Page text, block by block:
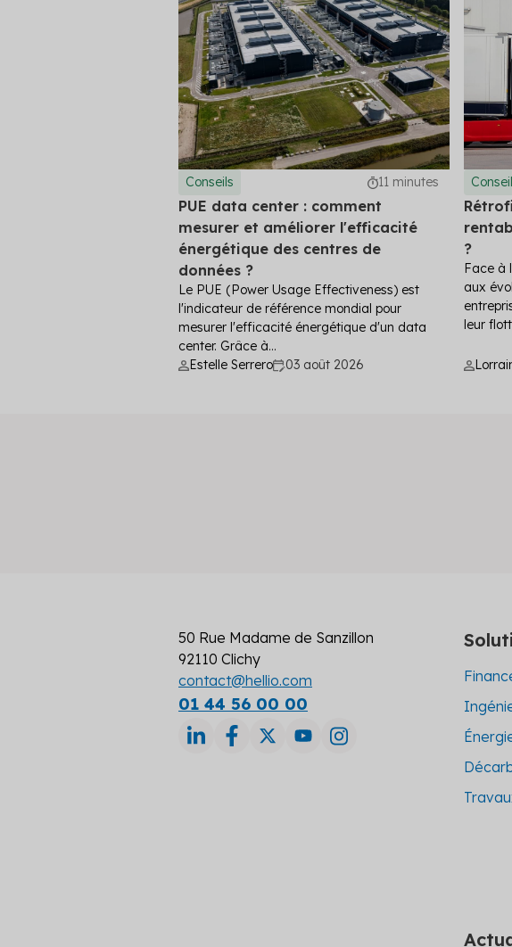
Conseils 11 minutes
PUE data center : comment
mesurer et améliorer l'efficacité
énergétique des centres de
données ?
Le PUE (Power Usage Effectiveness) est
l'indicateur de référence mondial pour
mesurer l'efficacité énergétique d'un data
center. Grâce à...
Estelle Serrero
03 août 2026
?
Face à
aux
leur
50 Rue Madame de Sanzillon
92110 Clichy
contact@hellio.com
01 44 56 00 00